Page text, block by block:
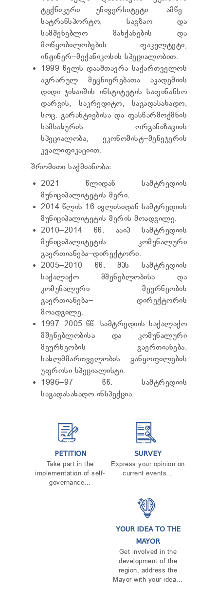
REPORT TO BE SUBMITTED TO PRESIDENT AND
REQUEST OF PUBLIC INFORMATION
PERSONAL DATA PROTECTION OFFICER
LEGAL DECISIONS
APPEAL RULES
ტექნიკური უნივერსიტეტი. ამწე–
სატრანსპორტო, საგზაო და
სამშენებლო მანქანების და
მოწყობილობების ფაკულტეტი,
ინჟინერ–მექანიკოსის სპეციალობით.
1999 წელს დაამთავრა საქართველოს
აგრარულ მეცნიერებათა აკადემიის
დიდი ჯიხაიშის ინსტიტუტის საფინანსო
დარგის, საკრედიტო, საგადასახადო,
სოც. გარანტიებისა და ფასწარმოქმნის
სამსახურის ორგანიზაციის
სპეციალობა, ეკონომისტ–მენეჯერის
კვალიფიკაციით.
შრომითი საქმიანობა:
2021 წლიდან სამტრედიის
მუნიციპალიტეტის მერი.
2014 წლის 16 ივლისიდან სამტრედიის
მუნიციპალიტეტის მერის მოადგილე.
2010–2014 წწ. ააიპ სამტრედიის
მუნიციპალიტეტის კომუნალური
გაერთიანება–დირექტორი.
2005–2010 წწ. შპს სამტრედიის
საქალაქო მშენებლობისა და
კომუნალური მეურნეობის
გაერთიანება– დირექტორის
მოადგილე.
1997–2005 წწ. სამტრედიის საქალაქო
მშენებლობისა და კომუნალური
მეურნეობის გაერთიანება.
სახლმმართველობის განყოფილების
უფროსი სპეციალისტი.
1996–97 წწ. სამტრედიის
საგადასახადო ინსპექცია.
PETITION
Take part in the
implementation of self-
governance…
SURVEY
Express your opinion on
current events...
YOUR IDEA TO THE
MAYOR
Get involved in the
development of the
region, address the
Mayor with your idea…